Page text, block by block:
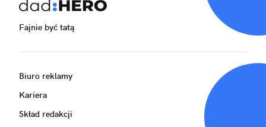
Fajnie być tatą
Biuro reklamy
Kariera
Skład redakcji